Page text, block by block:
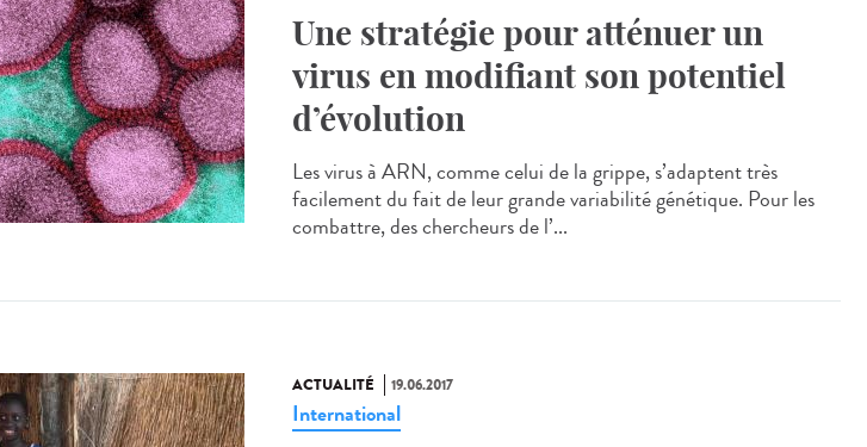
Une stratégie pour atténuer un
virus en modifiant son potentiel
d’évolution
Les virus à ARN, comme celui de la grippe, s’adaptent très
facilement du fait de leur grande variabilité génétique. Pour les
combattre, des chercheurs de l’...
ACTUALITÉ 19.06.2017
International